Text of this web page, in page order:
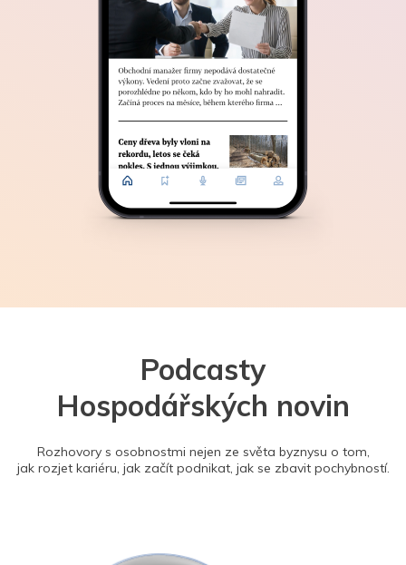
Podcasty
Hospodářských novin
Rozhovory s osobnostmi nejen ze světa byznysu o tom,
jak rozjet kariéru, jak začít podnikat, jak se zbavit pochybností.